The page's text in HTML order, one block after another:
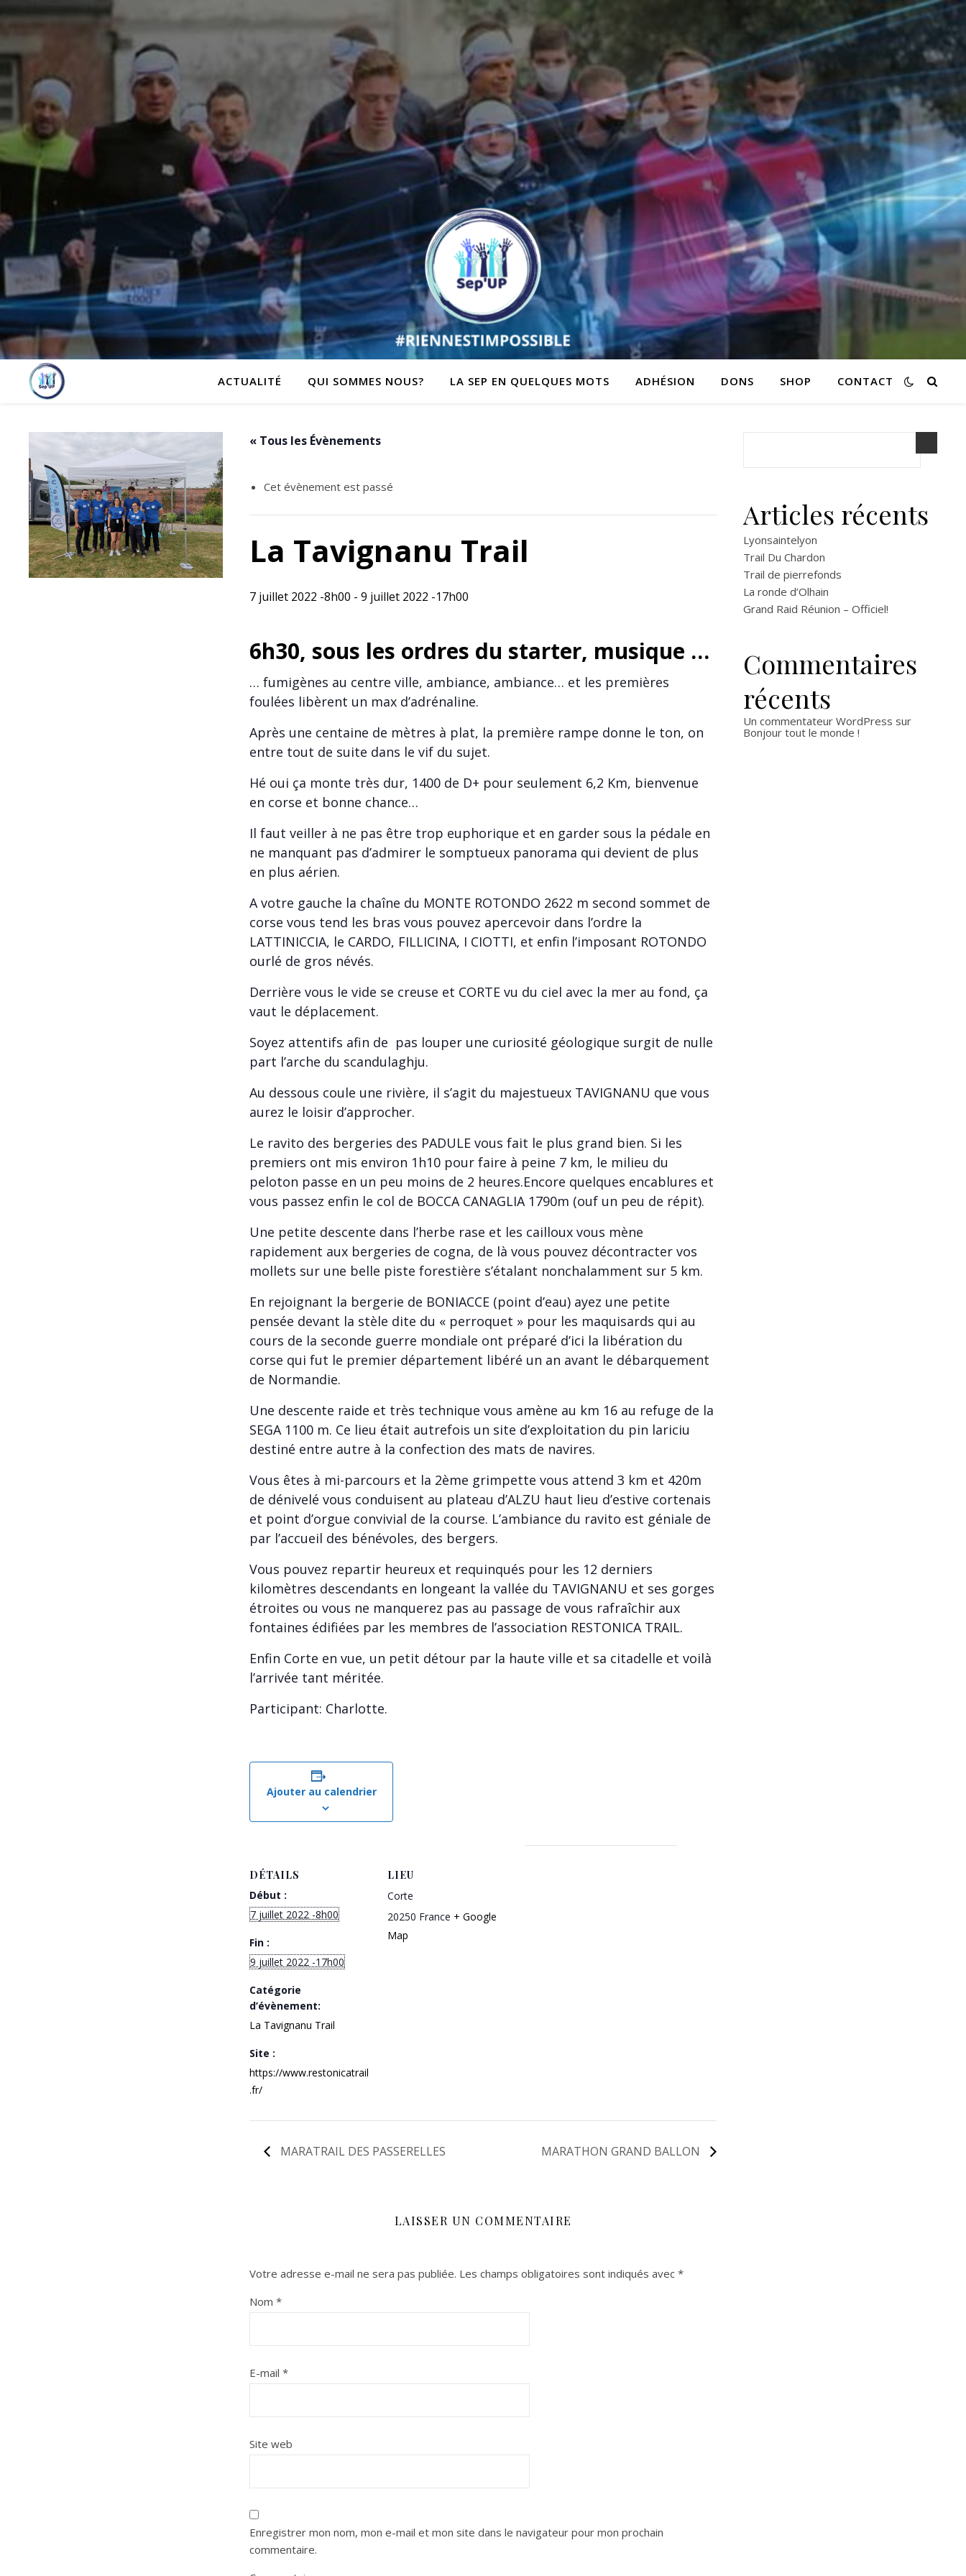
ACTUALITÉ QUI SOMMES NOUS? LA SEP EN QUELQUES MOTS ADHÉSION DONS SHOP CONTACT
« Tous les Évènements
Cet évènement est passé
La Tavignanu Trail
7 juillet 2022 -8h00 - 9 juillet 2022 -17h00
6h30, sous les ordres du starter, musique …
… fumigènes au centre ville, ambiance, ambiance… et les premières
foulées libèrent un max d’adrénaline.
Après une centaine de mètres à plat, la première rampe donne le ton, on
entre tout de suite dans le vif du sujet.
Hé oui ça monte très dur, 1400 de D+ pour seulement 6,2 Km, bienvenue
en corse et bonne chance…
Il faut veiller à ne pas être trop euphorique et en garder sous la pédale en
ne manquant pas d’admirer le somptueux panorama qui devient de plus
en plus aérien.
A votre gauche la chaîne du MONTE ROTONDO 2622 m second sommet de
corse vous tend les bras vous pouvez apercevoir dans l’ordre la
LATTINICCIA, le CARDO, FILLICINA, I CIOTTI, et enfin l’imposant ROTONDO
ourlé de gros névés.
Derrière vous le vide se creuse et CORTE vu du ciel avec la mer au fond, ça
vaut le déplacement.
Soyez attentifs afin de pas louper une curiosité géologique surgit de nulle
part l’arche du scandulaghju.
Au dessous coule une rivière, il s’agit du majestueux TAVIGNANU que vous
aurez le loisir d’approcher.
Le ravito des bergeries des PADULE vous fait le plus grand bien. Si les
premiers ont mis environ 1h10 pour faire à peine 7 km, le milieu du
peloton passe en un peu moins de 2 heures.Encore quelques encablures et
vous passez enfin le col de BOCCA CANAGLIA 1790m (ouf un peu de répit).
Une petite descente dans l’herbe rase et les cailloux vous mène
rapidement aux bergeries de cogna, de là vous pouvez décontracter vos
mollets sur une belle piste forestière s’étalant nonchalamment sur 5 km.
En rejoignant la bergerie de BONIACCE (point d’eau) ayez une petite
pensée devant la stèle dite du « perroquet » pour les maquisards qui au
cours de la seconde guerre mondiale ont préparé d’ici la libération du
corse qui fut le premier département libéré un an avant le débarquement
de Normandie.
Une descente raide et très technique vous amène au km 16 au refuge de la
SEGA 1100 m. Ce lieu était autrefois un site d’exploitation du pin lariciu
destiné entre autre à la confection des mats de navires.
Vous êtes à mi-parcours et la 2ème grimpette vous attend 3 km et 420m
de dénivelé vous conduisent au plateau d’ALZU haut lieu d’estive cortenais
et point d’orgue convivial de la course. L’ambiance du ravito est géniale de
par l’accueil des bénévoles, des bergers.
Vous pouvez repartir heureux et requinqués pour les 12 derniers
kilomètres descendants en longeant la vallée du TAVIGNANU et ses gorges
étroites ou vous ne manquerez pas au passage de vous rafraîchir aux
fontaines édifiées par les membres de l’association RESTONICA TRAIL.
Enfin Corte en vue, un petit détour par la haute ville et sa citadelle et voilà
l’arrivée tant méritée.
Participant: Charlotte.
Ajouter au calendrier
DÉTAILS
Début :
7 juillet 2022 -8h00
Fin :
9 juillet 2022 -17h00
Catégorie
d’évènement:
La Tavignanu Trail
Site :
https://www.restonicatrail
.fr/
LIEU
Corte
20250 France + Google
Map
MARATRAIL DES PASSERELLES MARATHON GRAND BALLON
LAISSER UN COMMENTAIRE
Votre adresse e-mail ne sera pas publiée. Les champs obligatoires sont indiqués avec *
Nom *
E-mail *
Site web
Enregistrer mon nom, mon e-mail et mon site dans le navigateur pour mon prochain
commentaire.
Articles récents
Lyonsaintelyon
Trail Du Chardon
Trail de pierrefonds
La ronde d’Olhain
Grand Raid Réunion – Officiel!
Commentaires
récents
Un commentateur WordPress sur
Bonjour tout le monde !